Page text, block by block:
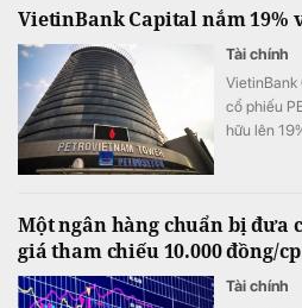
tháng đầu
nhận
thuế cao
2025.
VietinBank Capital nắm 19%
Tài chính
VietinBank
cổ phiếu
hữu lên
Một ngân hàng chuẩn bị đưa
giá tham chiếu 10.000 đồng/cp
Tài chính